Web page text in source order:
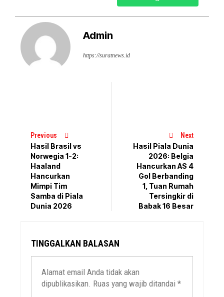
Admin
https://suratnews.id
Previous
Hasil Brasil vs
Norwegia 1-2:
Haaland
Hancurkan
Mimpi Tim
Samba di Piala
Dunia 2026
Next
Hasil Piala Dunia
2026: Belgia
Hancurkan AS 4
Gol Berbanding
1, Tuan Rumah
Tersingkir di
Babak 16 Besar
TINGGALKAN BALASAN
Alamat email Anda tidak akan
dipublikasikan. Ruas yang wajib ditandai*